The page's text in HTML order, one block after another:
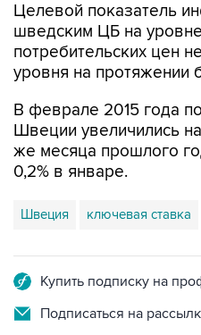
Целевой показатель
шведским ЦБ на
потребительских цен
уровня на протяжении
В феврале 2015 года
Швеции увеличились на
же месяца прошлого
0,2% в январе.
Швеция ключевая ставка
Купить подписку на
Подписаться на